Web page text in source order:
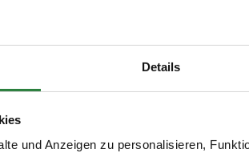
Details
und Anzeigen zu personalisieren,
und genießen Sie
an der Sparkassen Bühne